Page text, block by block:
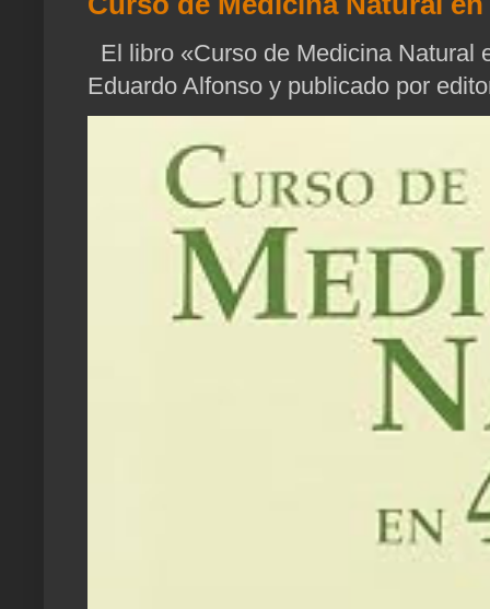
El libro «Curso de Medicina Natural
Eduardo Alfonso y publicado por